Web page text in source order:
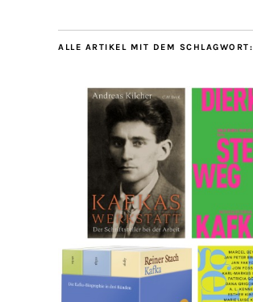
ALLE ARTIKEL MIT DEM SCHLAGWORT: